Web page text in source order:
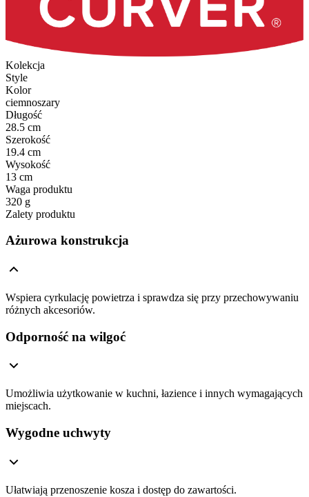
Kolekcja
Style
Kolor
ciemnoszary
Długość
28.5 cm
Szerokość
19.4 cm
Wysokość
13 cm
Waga produktu
320 g
Zalety produktu
Ażurowa konstrukcja
Wspiera cyrkulację powietrza i sprawdza się przy przechowywaniu
różnych akcesoriów.
Odporność na wilgoć
Umożliwia użytkowanie w kuchni, łazience i innych wymagających
miejscach.
Wygodne uchwyty
Ułatwiają przenoszenie kosza i dostęp do zawartości.